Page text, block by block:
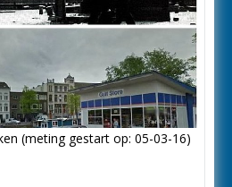
(meting gestart op: 05-03-16)